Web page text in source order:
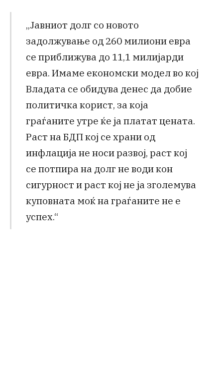
„Јавниот долг со новото
задолжување од 260 милиони евра
се приближува до 11,1 милијарди
евра. Имаме економски модел во кој
Владата се обидува денес да добие
политичка корист, за која
граѓаните утре ќе ја платат цената.
Раст на БДП кој се храни од
инфлација не носи развој, раст кој
се потпира на долг не води кон
сигурност и раст кој не ја зголемува
куповната моќ на граѓаните не е
успех.“